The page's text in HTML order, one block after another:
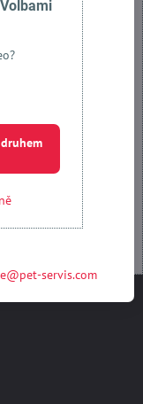
soukromí
cookie: Funkční
servis.com